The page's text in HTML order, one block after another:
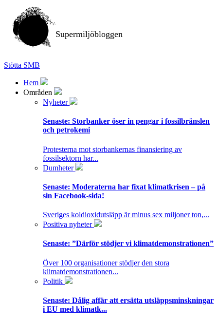
Supermiljöbloggen
Stötta SMB
Hem
Områden
Nyheter
Senaste: Storbanker öser in pengar i fossilbränslen
och petrokemi
Protesterna mot storbankernas finansiering av
fossilsektorn har...
Dumheter
Senaste: Moderaterna har fixat klimatkrisen – på
sin Facebook-sida!
Sveriges koldioxidutsläpp är minus sex miljoner ton,...
Positiva nyheter
Senaste: ”Därför stödjer vi klimatdemonstrationen”
Över 100 organisationer stödjer den stora
klimatdemonstrationen...
Politik
Senaste: Dålig affär att ersätta utsläppsminskningar
i EU med klimatk...